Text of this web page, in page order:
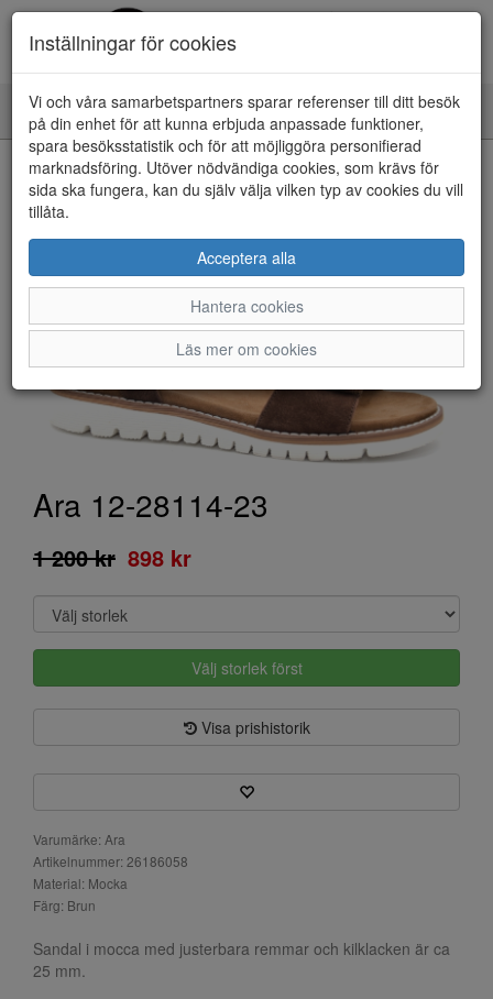
Toggle
navigation
HEM
Ara 12-28114-23
1 200 kr 898 kr
Välj storlek först
Visa prishistorik
Varumärke: Ara
Artikelnummer: 26186058
Material: Mocka
Färg: Brun
Sandal i mocca med justerbara remmar och kilklacken är ca
25 mm.
Inställningar för cookies
Vi och våra samarbetspartners sparar referenser till ditt besök
på din enhet för att kunna erbjuda anpassade funktioner,
spara besöksstatistik och för att möjliggöra personifierad
marknadsföring. Utöver nödvändiga cookies, som krävs för
sida ska fungera, kan du själv välja vilken typ av cookies du vill
tillåta.
Acceptera alla
Hantera cookies
Läs mer om cookies